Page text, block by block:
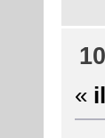
10
«